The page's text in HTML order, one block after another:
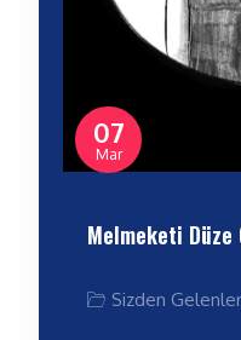
07
Mar
Melmeketi Düze
Sizden Gelenler